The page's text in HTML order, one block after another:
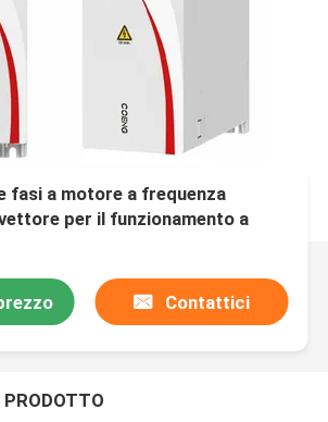
fasi a motore a frequenza
per il funzionamento a
Contattici
PRODOTTO